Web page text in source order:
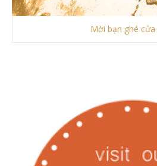
Mời bạn ghé cửa